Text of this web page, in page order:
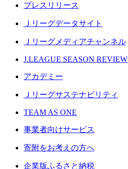
プレスリリース
Ｊリーグデータサイト
Ｊリーグメディアチャンネル
J.LEAGUE SEASON REVIEW
アカデミー
Ｊリーグサステナビリティ
TEAM AS ONE
事業者向けサービス
寄附をお考えの方へ
企業版ふるさと納税